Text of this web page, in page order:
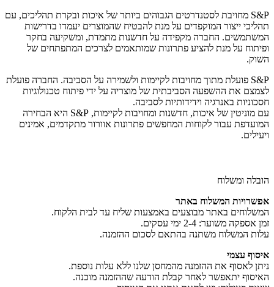
S&P מחויבת לסטנדרטים הגבוהים ביותר של איכות ובקרת תהליכים, עם
תהליכי ייצור המוקפדים על מנת להבטיח שהמוצרים יעמדו בדרישות
המשתמשים. החברה מקפידה על חדשנות מתמדת, ומשקיעה בחקר
ופיתוח על מנת להציע פתרונות שמותאמים לצרכים המתפתחים של
השוק.
S&P פועלת מתוך מחויבות לקיימות ולשמירה על הסביבה. החברה פועלת
לצמצם את ההשפעה הסביבתית של מוצריה על ידי פיתוח טכנולוגיות
חסכוניות באנרגיה וידידותיות לסביבה.
עם מוניטין של איכות, חדשנות ומחויבות לקיימות, S&P היא הבחירה
המועדפת עבור לקוחות המחפשים פתרונות אוורור מתקדמים, אמינים
ויעילים.
הובלה ומשלוח
אפשרויות המשלוח באתר
המשלוחים באתר מבוצעים באמצעות שליח עד לבית הלקוח.
זמן אספקה משוער: 2-4 ימי עסקים.
עלות המשלוח משתנה בהתאם לסכום ההזמנה.
איסוף עצמי
ניתן לאסוף את ההזמנה מהמחסן שלנו ללא עלות נוספת.
האיסוף יתאפשר לאחר קבלת הודעה שההזמנה מוכנה.